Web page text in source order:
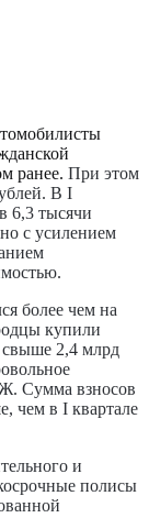
ранее. При этом
В I
6,3 тысячи
с усилением
более чем на
купили
свыше 2,4 млрд
Сумма взносов
чем в I квартале
и
полисы